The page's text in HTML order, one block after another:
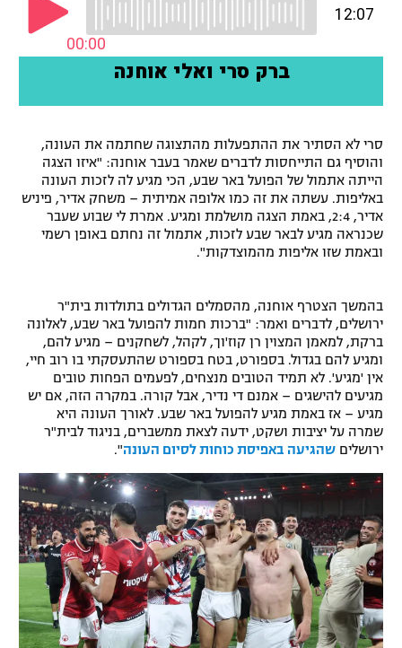
סרי לא הסתיר את ההתפעלות מהתצוגה שחתמה את העונה,
והוסיף גם התייחסות לדברים שאמר בעבר אוחנה: "איזו הצגה
הייתה אתמול של הפועל באר שבע, הכי מגיע לה לזכות העונה
באליפות. עשתה את זה כמו אלופה אמיתית – משחק אדיר, פיניש
אדיר, 2:4, באמת הצגה מושלמת ומגיע. אמרת לי שבוע שעבר
שכנראה מגיע לבאר שבע לזכות, אתמול זה נחתם באופן רשמי
ובאמת שזו אליפות מהמוצדקות".
בהמשך הצטרף אוחנה, מהסמלים הגדולים בתולדות בית"ר
ירושלים, לדברים ואמר: "ברכות חמות להפועל באר שבע, לאלונה
ברקת, למאמן המצוין רן קוז'וך, לקהל, לשחקנים – מגיע להם,
ומגיע להם בגדול. בספורט, בטח בספורט שהתעסקתי בו רוב חיי,
אין 'מגיע'. לא תמיד הטובים מנצחים, לפעמים הפחות טובים
מגיעים להישגים – אמנם די נדיר, אבל קורה. במקרה הזה, אם יש
מגיע – אז באמת מגיע להפועל באר שבע. לאורך העונה היא
שמרה על יציבות ושקט, ידעה לצאת ממשברים, בניגוד לבית"ר
ירושלים שהגיעה באפיסת כוחות לסיום העונה".